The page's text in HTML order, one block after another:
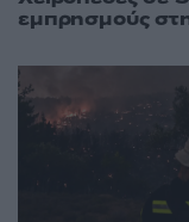
εμπρησμούς